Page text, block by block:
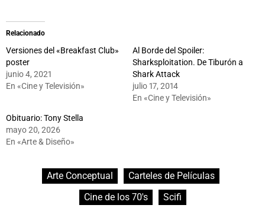
Relacionado
Versiones del «Breakfast Club»
poster
junio 4, 2021
En «Cine y Televisión»
Al Borde del Spoiler:
Sharksploitation. De Tiburón a
Shark Attack
julio 17, 2014
En «Cine y Televisión»
Obituario: Tony Stella
mayo 20, 2026
En «Arte & Diseño»
Arte Conceptual
Carteles de Películas
Cine de los 70's
Scifi